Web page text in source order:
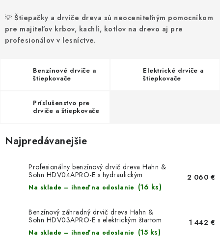
KONTAKTY
💡 Štiepačky a drviče dreva sú neoceniteľným pomocníkom
pre majiteľov krbov, kachlí, kotlov na drevo aj pre
profesionálov v lesníctve.
Benzínové drviče a
štiepkovače
Elektrické drviče a
štiepkovače
Príslušenstvo pre
drviče a štiepkovače
Najpredávanejšie
Profesionálny benzínový drvič dreva Hahn &
Sohn HDV04APRO-E s hydraulickým
podávaním a elektrickým štartérom
Na sklade – ihneď na odoslanie (16 ks)
2 060 €
Benzínový záhradný drvič dreva Hahn &
Sohn HDV03APRO-E s elektrickým štartom
Na sklade – ihneď na odoslanie (15 ks)
1 442 €